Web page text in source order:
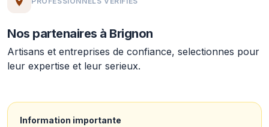
Nos partenaires à Brignon
Artisans et entreprises de confiance, selectionnes pour
leur expertise et leur serieux.
Information importante